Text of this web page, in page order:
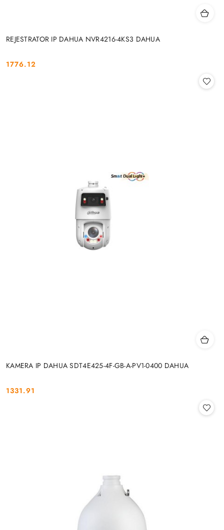
REJESTRATOR IP DAHUA NVR4216-4KS3 DAHUA
Cena:
1776.12
KAMERA IP DAHUA SDT4E425-4F-GB-A-PV1-0400 DAHUA
Cena:
1331.91